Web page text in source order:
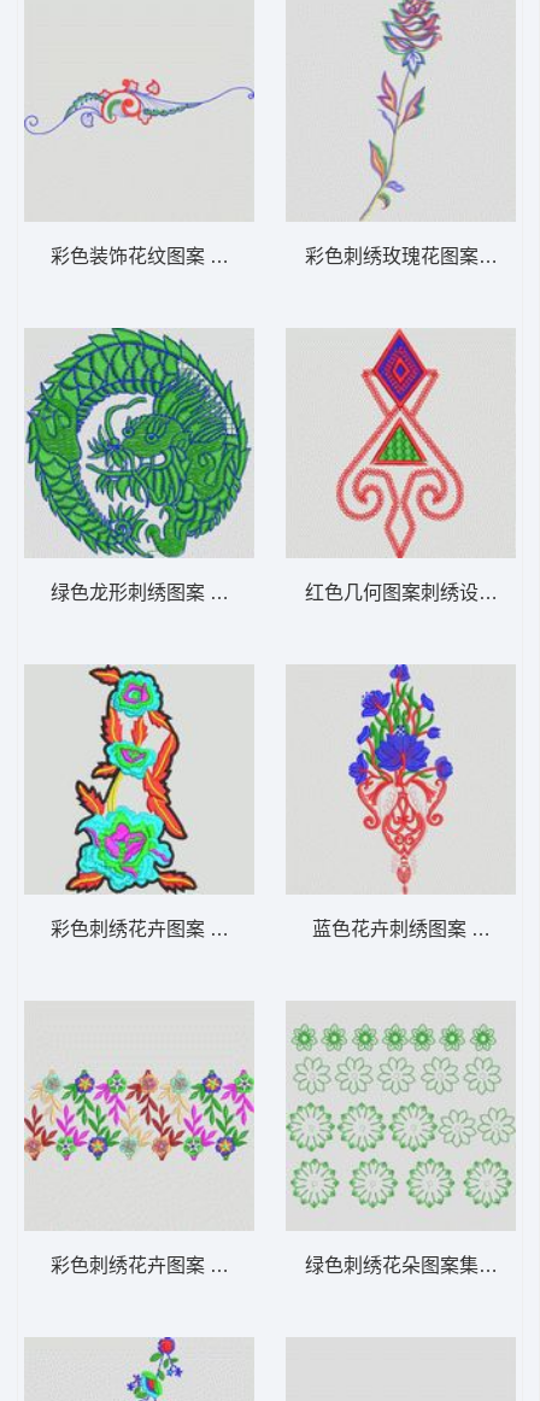
彩色装饰花纹图案 大花样
绿色龙形刺绣图案 大花样
彩色刺绣花卉图案 大花样
彩色刺绣花卉图案 大花样
彩色刺绣玫瑰花图案 大花样
红色几何图案刺绣设计 大
蓝色花卉刺绣图案 大花样
绿色刺绣花朵图案集合 大